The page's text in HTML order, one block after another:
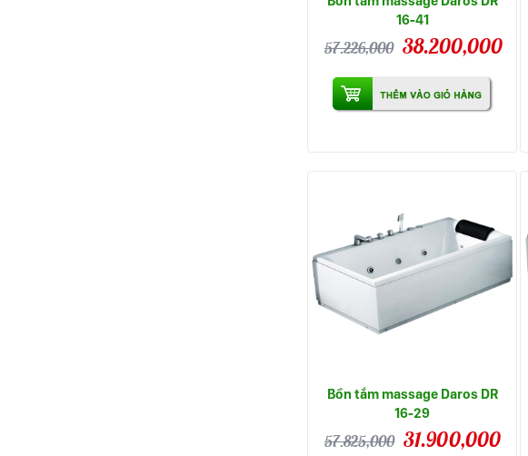
16-41
57.226,000 38.200,000
Bồn tắm massage Daros DR
16-29
57.825,000 31.900,000